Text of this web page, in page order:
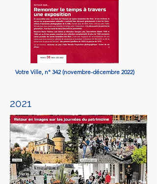
Votre Ville, n° 342 (novembre-décembre 2022)
2021